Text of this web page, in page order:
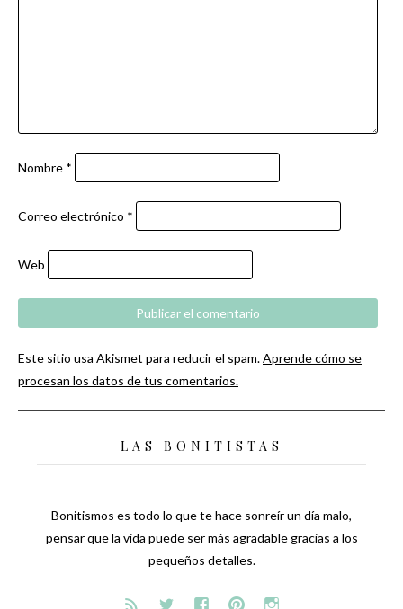
Nombre *
Correo electrónico *
Web
Este sitio usa Akismet para reducir el spam.Aprende cómo se
procesan los datos de tus comentarios.
LAS BONITISTAS
Bonitismos es todo lo que te hace sonreír un día malo,
pensar que la vida puede ser más agradable gracias a los
pequeños detalles.